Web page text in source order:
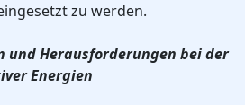
zu werden.
und Herausforderungen bei der
Energien